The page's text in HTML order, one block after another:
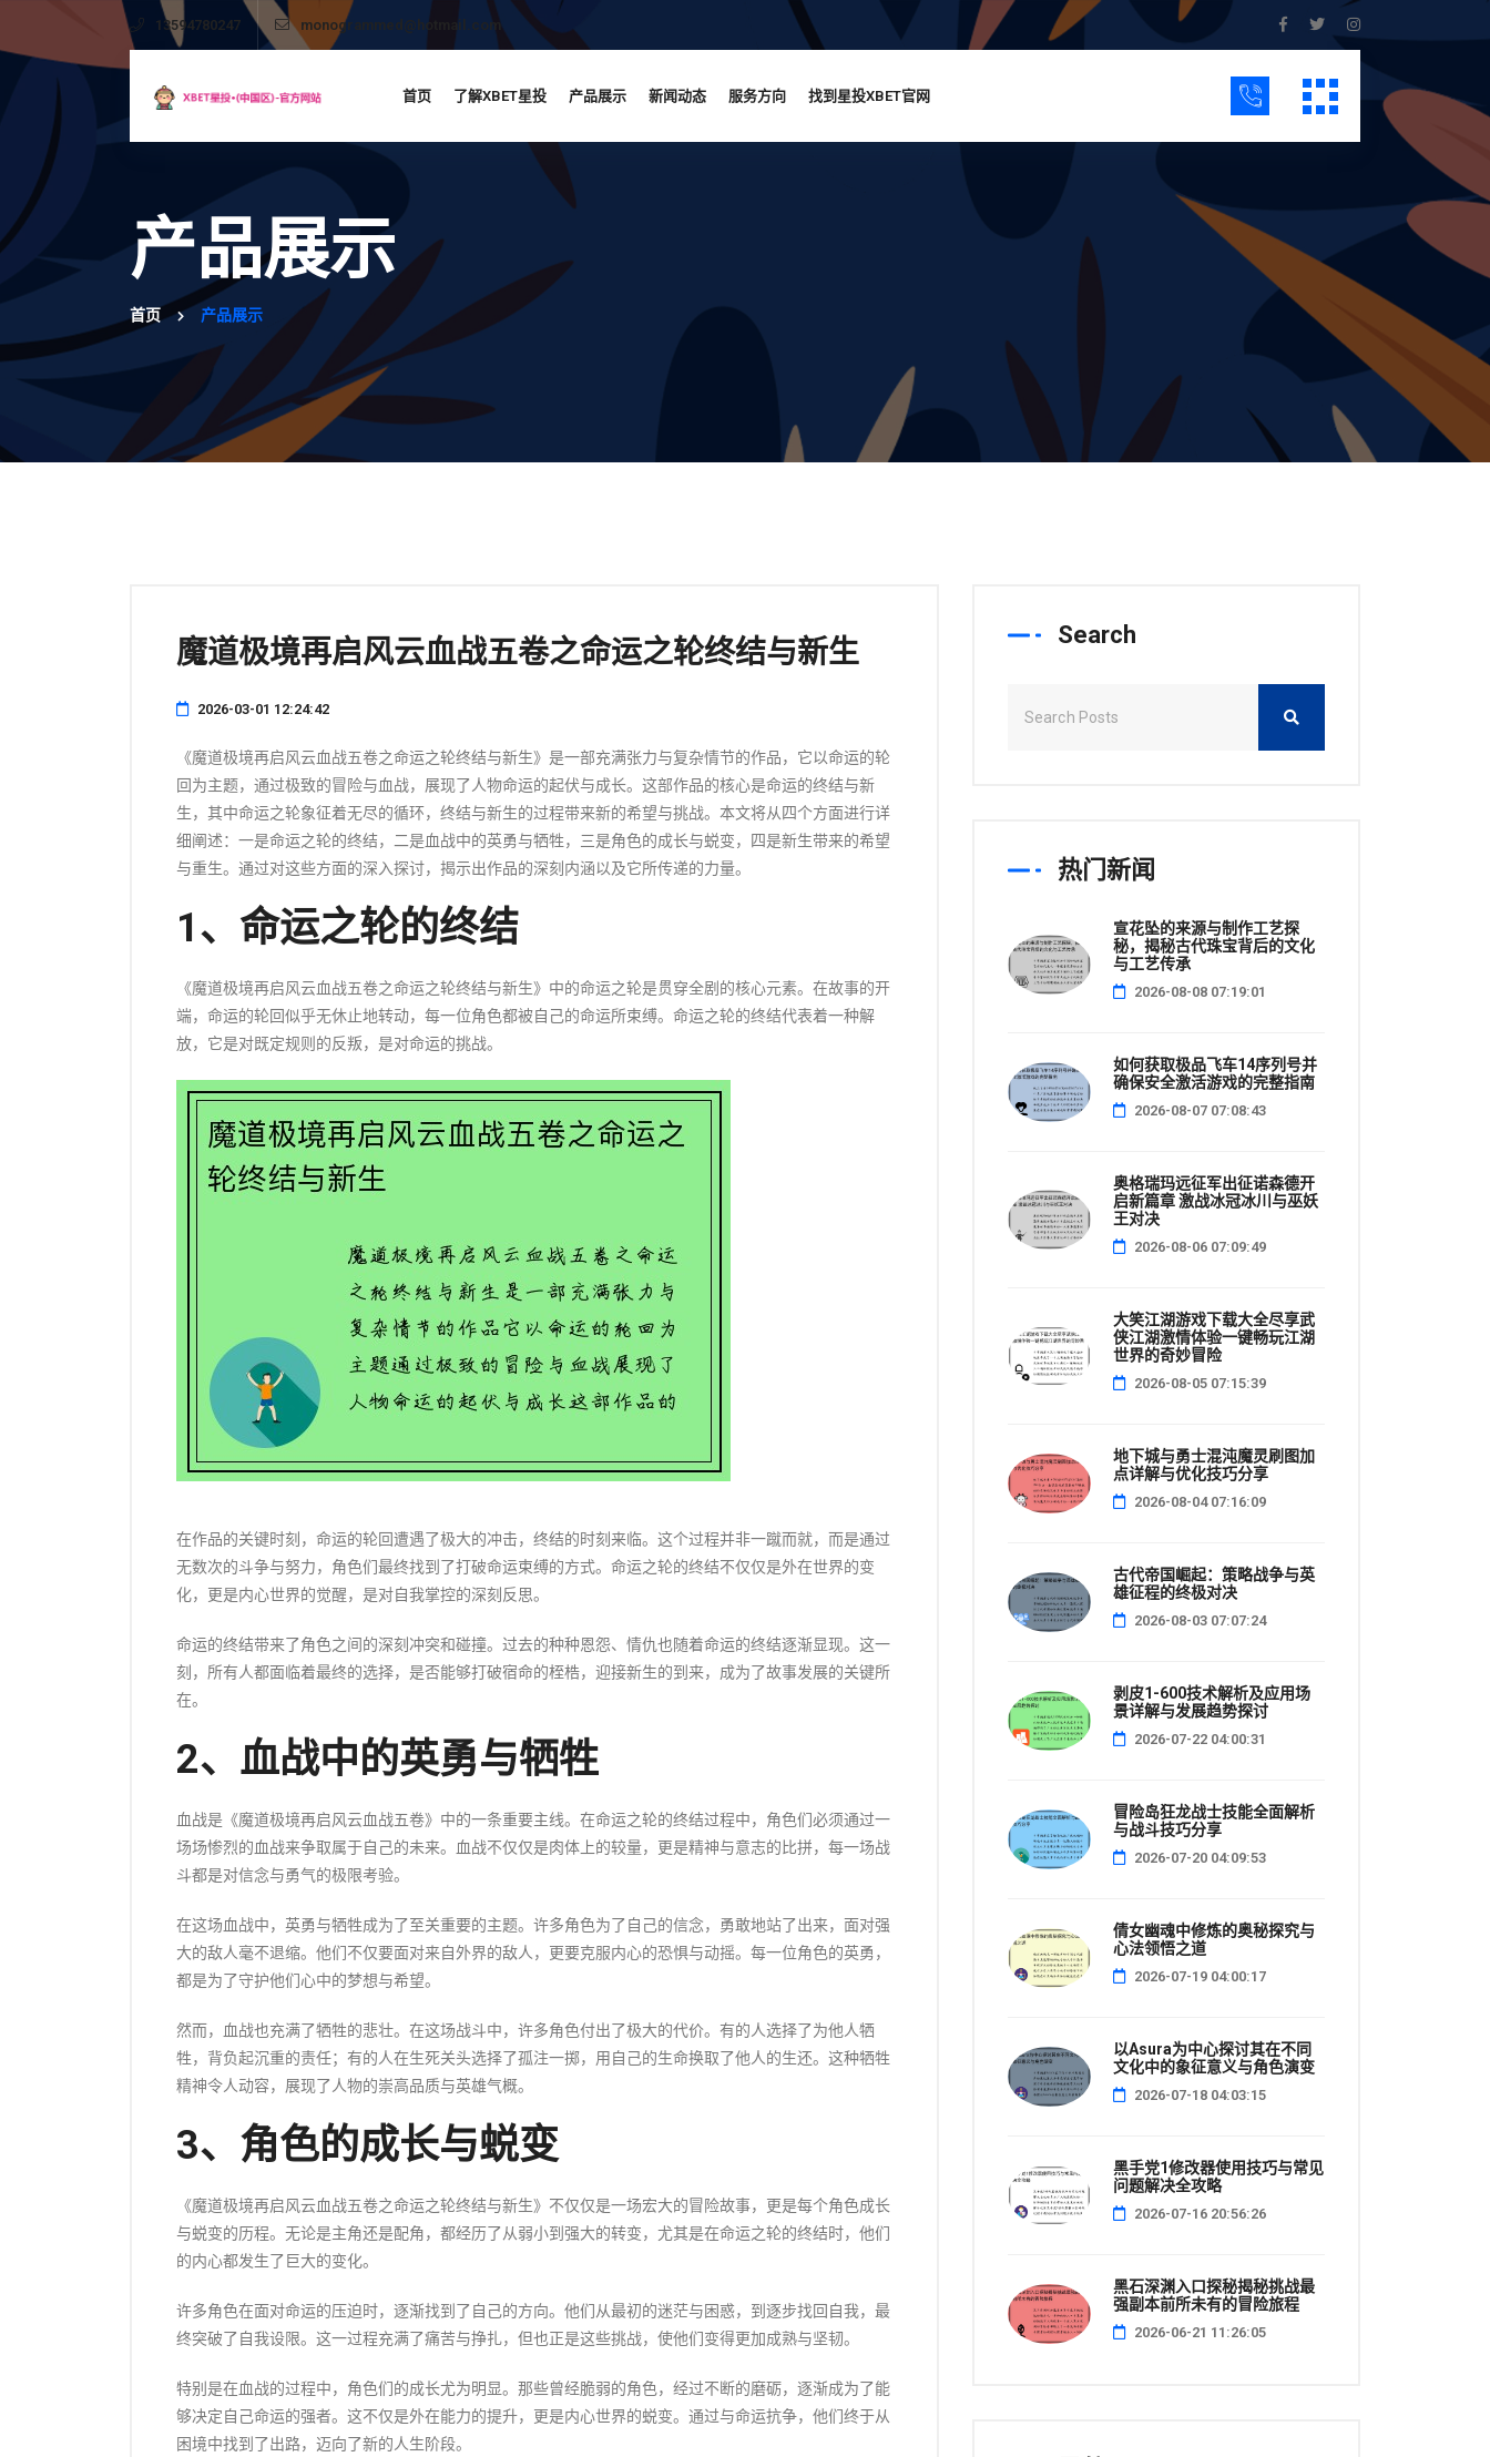
13594780247 monogrammed@hotmail.com
首页 了解XBET星投 产品展示 新闻动态 服务方向 找到星投XBET官网
产品展示
首页 产品展示
魔道极境再启风云血战五卷之命运之轮终结与新生
2026-03-01 12:24:42
《魔道极境再启风云血战五卷之命运之轮终结与新生》是一部充满张力与复杂情节的作品，它以命运的轮
回为主题，通过极致的冒险与血战，展现了人物命运的起伏与成长。这部作品的核心是命运的终结与新
生，其中命运之轮象征着无尽的循环，终结与新生的过程带来新的希望与挑战。本文将从四个方面进行详
细阐述：一是命运之轮的终结，二是血战中的英勇与牺牲，三是角色的成长与蜕变，四是新生带来的希望
与重生。通过对这些方面的深入探讨，揭示出作品的深刻内涵以及它所传递的力量。
1、命运之轮的终结
《魔道极境再启风云血战五卷之命运之轮终结与新生》中的命运之轮是贯穿全剧的核心元素。在故事的开
端，命运的轮回似乎无休止地转动，每一位角色都被自己的命运所束缚。命运之轮的终结代表着一种解
放，它是对既定规则的反叛，是对命运的挑战。
在作品的关键时刻，命运的轮回遭遇了极大的冲击，终结的时刻来临。这个过程并非一蹴而就，而是通过
无数次的斗争与努力，角色们最终找到了打破命运束缚的方式。命运之轮的终结不仅仅是外在世界的变
化，更是内心世界的觉醒，是对自我掌控的深刻反思。
命运的终结带来了角色之间的深刻冲突和碰撞。过去的种种恩怨、情仇也随着命运的终结逐渐显现。这一
刻，所有人都面临着最终的选择，是否能够打破宿命的桎梏，迎接新生的到来，成为了故事发展的关键所
在。
2、血战中的英勇与牺牲
血战是《魔道极境再启风云血战五卷》中的一条重要主线。在命运之轮的终结过程中，角色们必须通过一
场场惨烈的血战来争取属于自己的未来。血战不仅仅是肉体上的较量，更是精神与意志的比拼，每一场战
斗都是对信念与勇气的极限考验。
在这场血战中，英勇与牺牲成为了至关重要的主题。许多角色为了自己的信念，勇敢地站了出来，面对强
大的敌人毫不退缩。他们不仅要面对来自外界的敌人，更要克服内心的恐惧与动摇。每一位角色的英勇，
都是为了守护他们心中的梦想与希望。
然而，血战也充满了牺牲的悲壮。在这场战斗中，许多角色付出了极大的代价。有的人选择了为他人牺
牲，背负起沉重的责任；有的人在生死关头选择了孤注一掷，用自己的生命换取了他人的生还。这种牺牲
精神令人动容，展现了人物的崇高品质与英雄气概。
3、角色的成长与蜕变
《魔道极境再启风云血战五卷之命运之轮终结与新生》不仅仅是一场宏大的冒险故事，更是每个角色成长
与蜕变的历程。无论是主角还是配角，都经历了从弱小到强大的转变，尤其是在命运之轮的终结时，他们
的内心都发生了巨大的变化。
许多角色在面对命运的压迫时，逐渐找到了自己的方向。他们从最初的迷茫与困惑，到逐步找回自我，最
终突破了自我设限。这一过程充满了痛苦与挣扎，但也正是这些挑战，使他们变得更加成熟与坚韧。
特别是在血战的过程中，角色们的成长尤为明显。那些曾经脆弱的角色，经过不断的磨砺，逐渐成为了能
够决定自己命运的强者。这不仅是外在能力的提升，更是内心世界的蜕变。通过与命运抗争，他们终于从
困境中找到了出路，迈向了新的人生阶段。
Search
热门新闻
宣花坠的来源与制作工艺探
秘，揭秘古代珠宝背后的文化
与工艺传承
2026-08-08 07:19:01
如何获取极品飞车14序列号并
确保安全激活游戏的完整指南
2026-08-07 07:08:43
奥格瑞玛远征军出征诺森德开
启新篇章 激战冰冠冰川与巫妖
王对决
2026-08-06 07:09:49
大笑江湖游戏下载大全尽享武
侠江湖激情体验一键畅玩江湖
世界的奇妙冒险
2026-08-05 07:15:39
地下城与勇士混沌魔灵刷图加
点详解与优化技巧分享
2026-08-04 07:16:09
古代帝国崛起：策略战争与英
雄征程的终极对决
2026-08-03 07:07:24
剥皮1-600技术解析及应用场
景详解与发展趋势探讨
2026-07-22 04:00:31
冒险岛狂龙战士技能全面解析
与战斗技巧分享
2026-07-20 04:09:53
倩女幽魂中修炼的奥秘探究与
心法领悟之道
2026-07-19 04:00:17
以Asura为中心探讨其在不同
文化中的象征意义与角色演变
2026-07-18 04:03:15
黑手党1修改器使用技巧与常见
问题解决全攻略
2026-07-16 20:56:26
黑石深渊入口探秘揭秘挑战最
强副本前所未有的冒险旅程
2026-06-21 11:26:05